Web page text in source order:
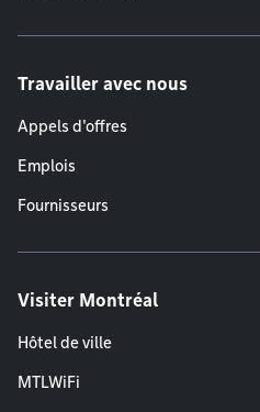
Travailler avec nous
Appels d'offres
Emplois
Fournisseurs
Visiter Montréal
Hôtel de ville
MTLWiFi